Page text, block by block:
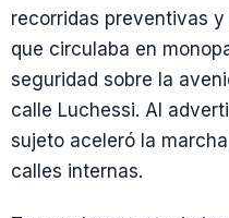
recorridas preventivas
que circulaba en
seguridad sobre la
calle Luchessi. Al
sujeto aceleró la
calles internas.